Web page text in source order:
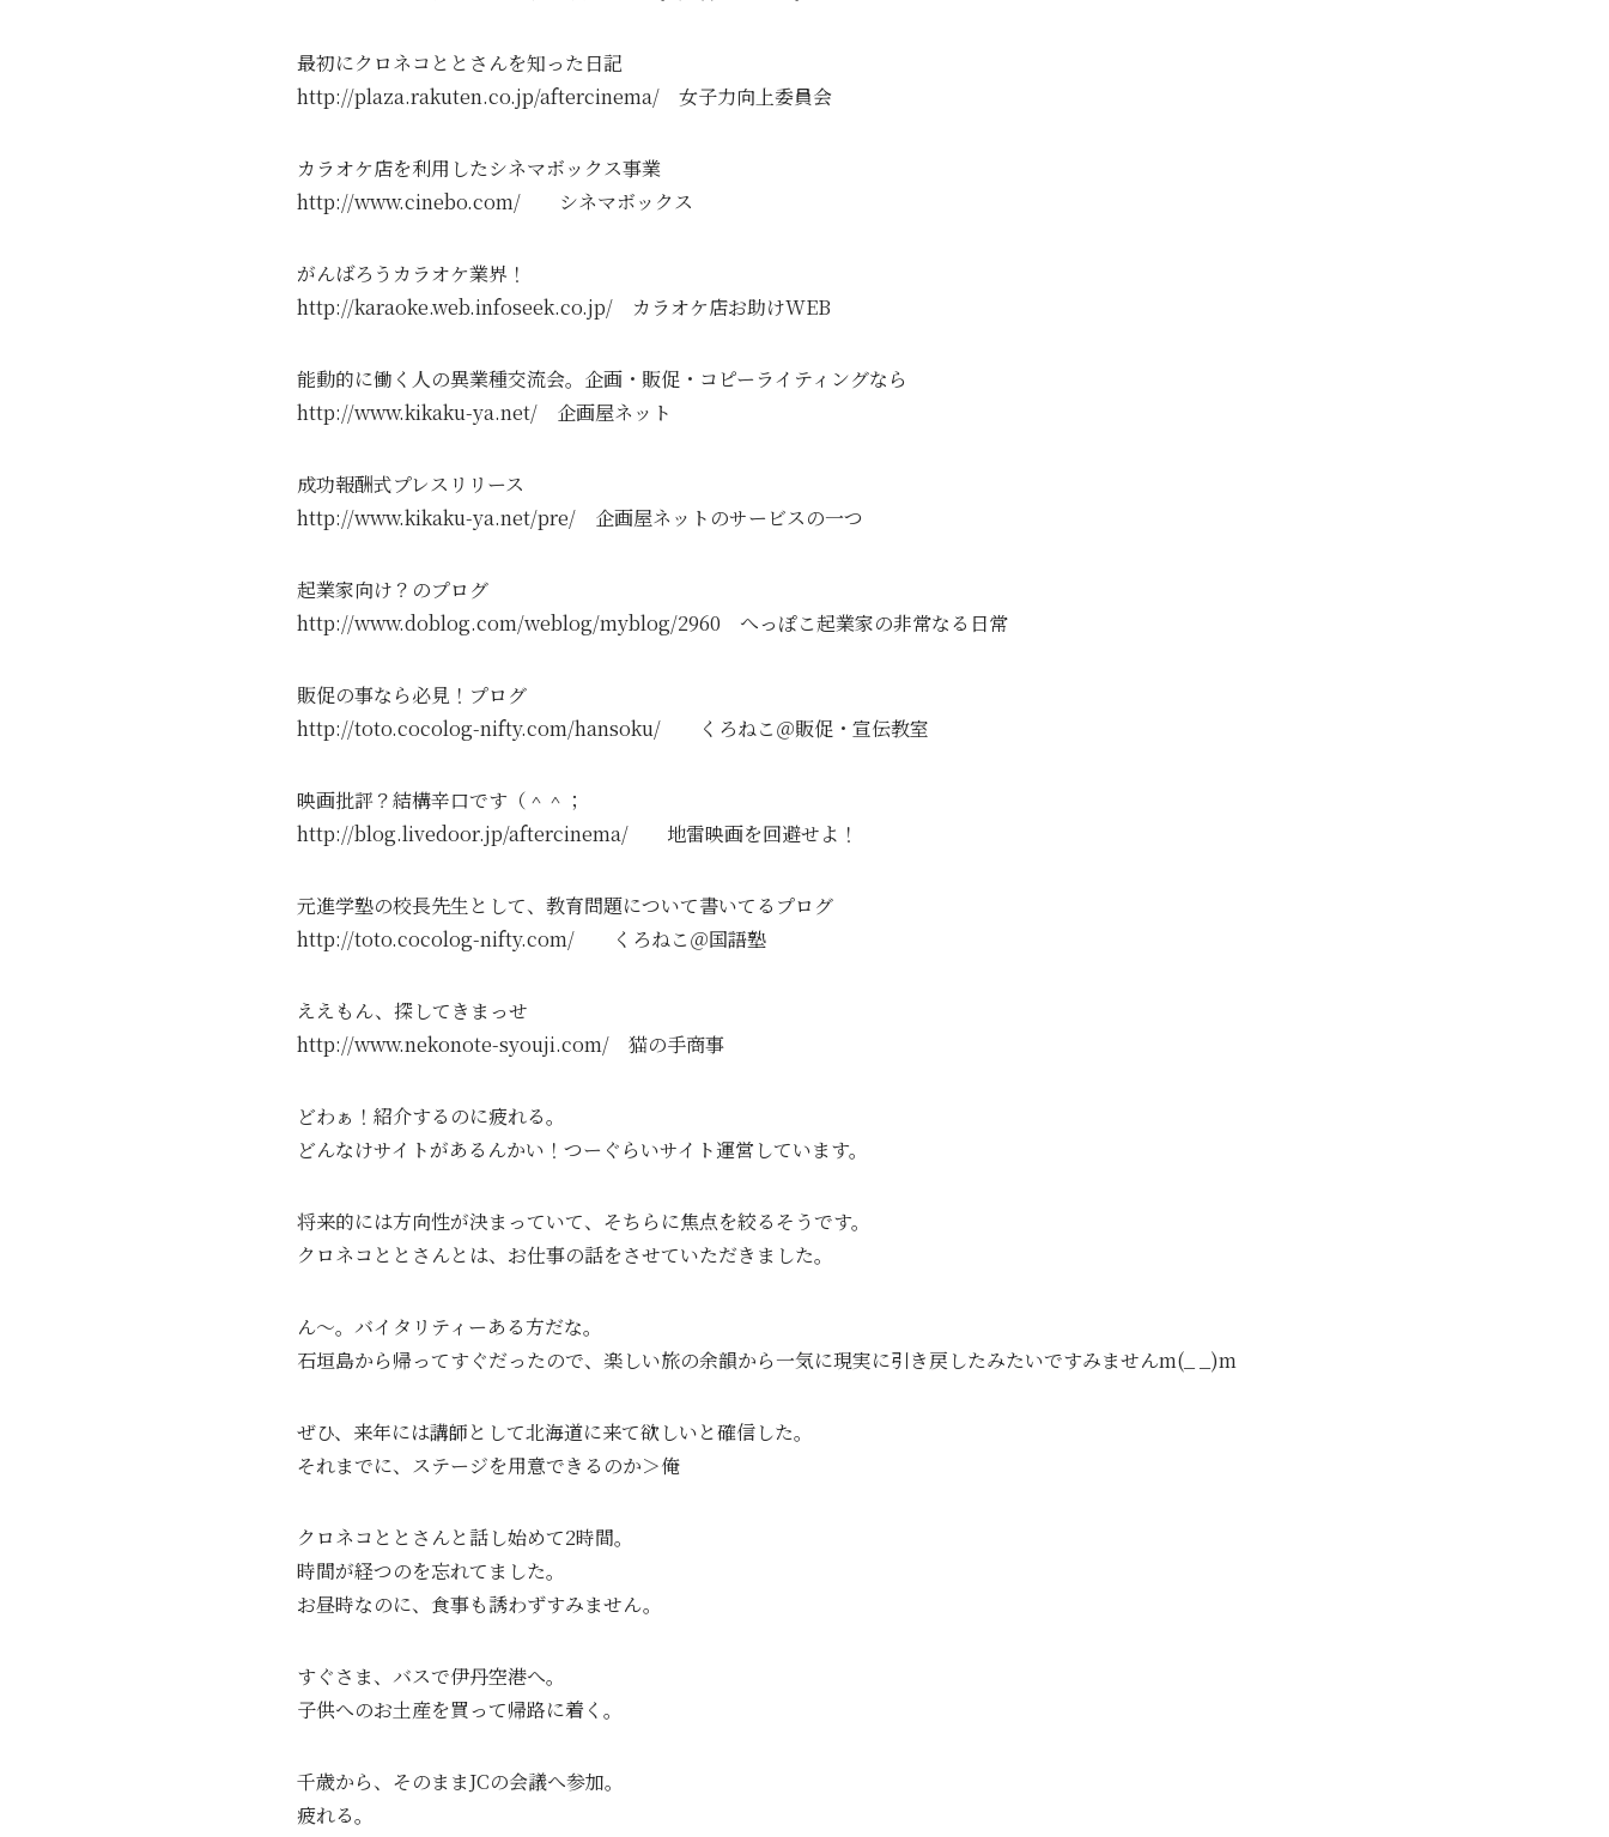
最初にクロネコととさんを知った日記
http://plaza.rakuten.co.jp/aftercinema/ 女子力向上委員会
カラオケ店を利用したシネマボックス事業
http://www.cinebo.com/ シネマボックス
がんばろうカラオケ業界！
http://karaoke.web.infoseek.co.jp/ カラオケ店お助けWEB
能動的に働く人の異業種交流会。企画・販促・コピーライティングなら
http://www.kikaku-ya.net/ 企画屋ネット
成功報酬式プレスリリース
http://www.kikaku-ya.net/pre/ 企画屋ネットのサービスの一つ
起業家向け？のプログ
http://www.doblog.com/weblog/myblog/2960 へっぽこ起業家の非常なる日常
販促の事なら必見！プログ
http://toto.cocolog-nifty.com/hansoku/ くろねこ＠販促・宣伝教室
映画批評？結構辛口です（＾＾；
http://blog.livedoor.jp/aftercinema/ 地雷映画を回避せよ！
元進学塾の校長先生として、教育問題について書いてるプログ
http://toto.cocolog-nifty.com/ くろねこ＠国語塾
ええもん、探してきまっせ
http://www.nekonote-syouji.com/ 猫の手商事
どわぁ！紹介するのに疲れる。
どんなけサイトがあるんかい！つーぐらいサイト運営しています。
将来的には方向性が決まっていて、そちらに焦点を絞るそうです。
クロネコととさんとは、お仕事の話をさせていただきました。
ん～。バイタリティーある方だな。
石垣島から帰ってすぐだったので、楽しい旅の余韻から一気に現実に引き戻したみたいですみませんm(_ _)m
ぜひ、来年には講師として北海道に来て欲しいと確信した。
それまでに、ステージを用意できるのか＞俺
クロネコととさんと話し始めて2時間。
時間が経つのを忘れてました。
お昼時なのに、食事も誘わずすみません。
すぐさま、バスで伊丹空港へ。
子供へのお土産を買って帰路に着く。
千歳から、そのままJCの会議へ参加。
疲れる。